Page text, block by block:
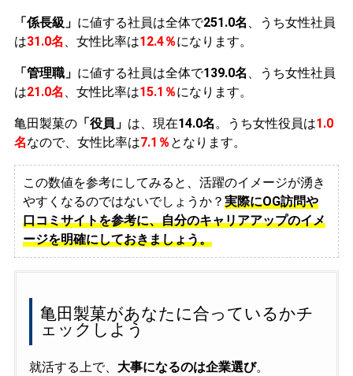
「係長級」 に値する社員は全体で251.0名 、うち女性社員
は31.0名 、女性比率は12.4％になります。
「管理職」 に値する社員は全体で139.0名 、うち女性社員
は21.0名 、女性比率は15.1％になります。
亀田製菓の「役員」 は、現在14.0名。うち女性役員は1.0
名なので、女性比率は7.1％ となります。
この数値を参考にしてみると、活躍のイメージが湧き
やすくなるのではないでしょうか？ 実際にOG訪問や
口コミサイトを参考に、自分のキャリアアップのイメ
ージを明確にしておきましょう。
亀田製菓があなたに合っているかチ
ェックしよう
就活する上で、 大事になるのは企業選び。